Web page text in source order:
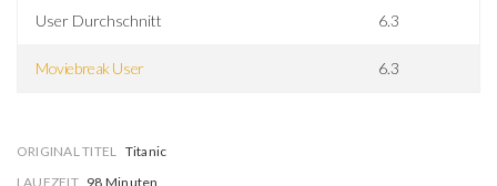
User Durchschnitt 6.3
Moviebreak User 6.3
ORIGINAL TITEL Titanic
LAUFZEIT 98 Minuten